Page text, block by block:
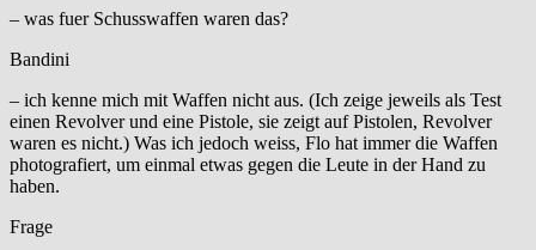
– was fuer Schusswaffen waren das?
Bandini
– ich kenne mich mit Waffen nicht aus. (Ich zeige jeweils als Test
einen Revolver und eine Pistole, sie zeigt auf Pistolen, Revolver
waren es nicht.) Was ich jedoch weiss, Flo hat immer die Waffen
photografiert, um einmal etwas gegen die Leute in der Hand zu
haben.
Frage